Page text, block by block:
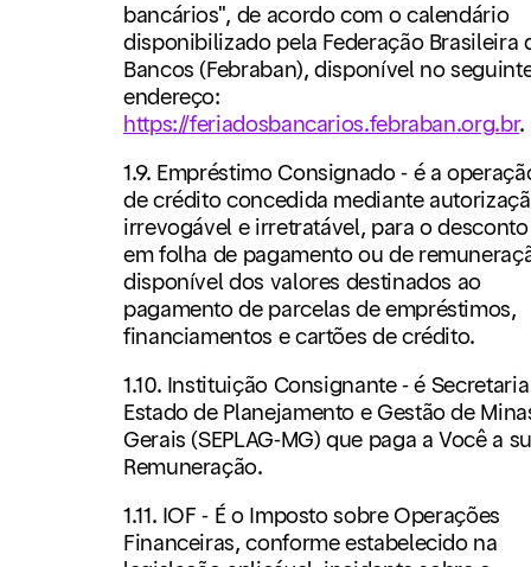
bancários", de acordo com o calendário
disponibilizado pela Federação Brasileira
Bancos (Febraban), disponível no
endereço:
https://feriadosbancarios.febraban.org.br.
1.9. Empréstimo Consignado - é a
de crédito concedida mediante
irrevogável e irretratável, para o desconto
em folha de pagamento ou de
disponível dos valores destinados ao
pagamento de parcelas de empréstimos,
financiamentos e cartões de crédito.
1.10. Instituição Consignante - é
Estado de Planejamento e Gestão de
Gerais (SEPLAG-MG) que paga a Você a
Remuneração.
1.11. IOF - É o Imposto sobre Operações
Financeiras, conforme estabelecido na